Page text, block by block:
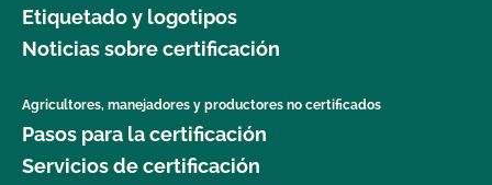
Etiquetado y logotipos
Noticias sobre certificación
Agricultores, manejadores y productores no certificados
Pasos para la certificación
Servicios de certificación